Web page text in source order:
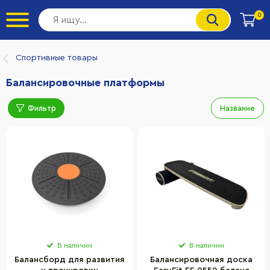
0
Спортивные товары
Балансировочные платформы
Фильтр Название
В наличии
Балансборд для развития
В наличии
Балансировочная доска